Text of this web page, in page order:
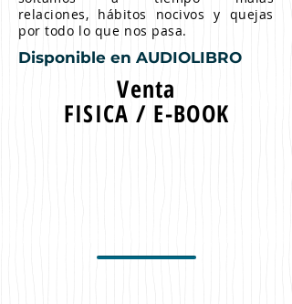
relaciones, hábitos nocivos y quejas
por todo lo que nos pasa.
Disponible en AUDIOLIBRO
Venta
FISICA / E-BOOK